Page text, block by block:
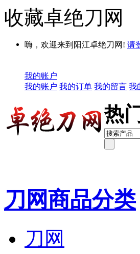
收藏卓绝刀网
嗨，欢迎来到阳江卓绝刀网! 请
我的账户
我的账户 我的订单 我的留言 我
热
刀网商品分类
刀网